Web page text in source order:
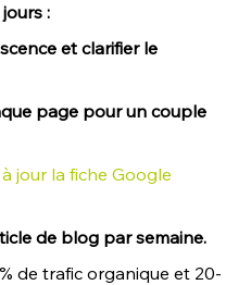
:
et clarifier le
page pour un couple
jour la fiche Google
de blog par semaine.
de trafic organique et 20-